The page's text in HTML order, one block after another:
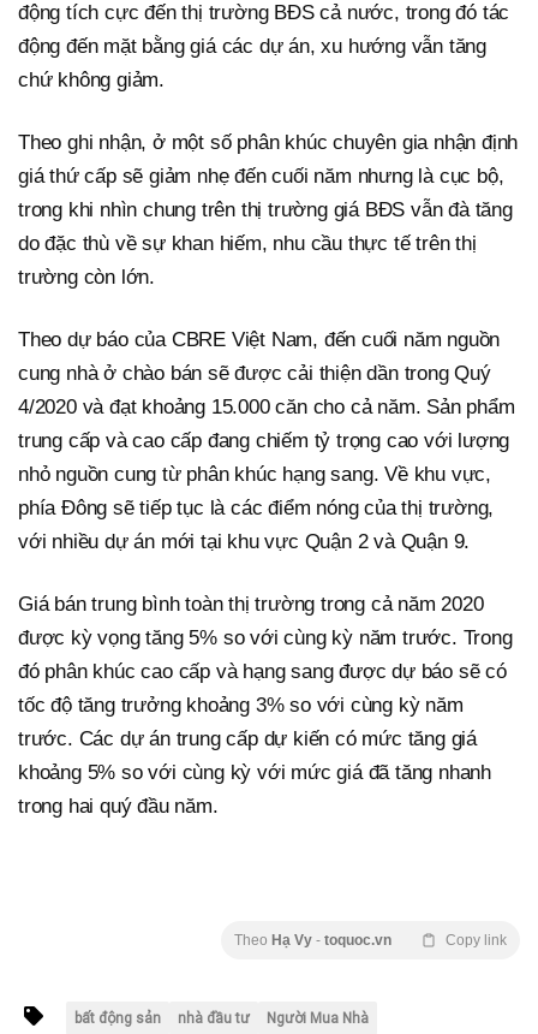
động tích cực đến thị trường BĐS cả nước, trong đó tác
động đến mặt bằng giá các dự án, xu hướng vẫn tăng
chứ không giảm.
Theo ghi nhận, ở một số phân khúc chuyên gia nhận định
giá thứ cấp sẽ giảm nhẹ đến cuối năm nhưng là cục bộ,
trong khi nhìn chung trên thị trường giá BĐS vẫn đà tăng
do đặc thù về sự khan hiếm, nhu cầu thực tế trên thị
trường còn lớn.
Theo dự báo của CBRE Việt Nam, đến cuối năm nguồn
cung nhà ở chào bán sẽ được cải thiện dần trong Quý
4/2020 và đạt khoảng 15.000 căn cho cả năm. Sản phẩm
trung cấp và cao cấp đang chiếm tỷ trọng cao với lượng
nhỏ nguồn cung từ phân khúc hạng sang. Về khu vực,
phía Đông sẽ tiếp tục là các điểm nóng của thị trường,
với nhiều dự án mới tại khu vực Quận 2 và Quận 9.
Giá bán trung bình toàn thị trường trong cả năm 2020
được kỳ vọng tăng 5% so với cùng kỳ năm trước. Trong
đó phân khúc cao cấp và hạng sang được dự báo sẽ có
tốc độ tăng trưởng khoảng 3% so với cùng kỳ năm
trước. Các dự án trung cấp dự kiến có mức tăng giá
khoảng 5% so với cùng kỳ với mức giá đã tăng nhanh
trong hai quý đầu năm.
Theo Hạ Vy - toquoc.vn Copy link
bất động sản nhà đầu tư Người Mua Nhà